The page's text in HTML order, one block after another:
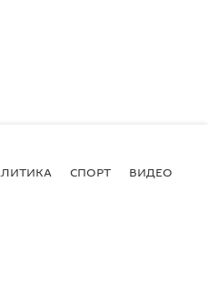
СПОРТ ВИДЕО